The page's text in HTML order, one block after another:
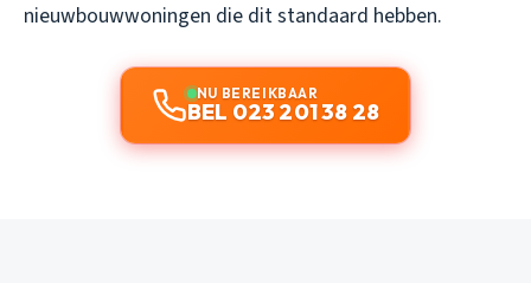
nieuwbouwwoningen die dit standaard hebben.
NU BEREIKBAAR
BEL 023 201 38 28